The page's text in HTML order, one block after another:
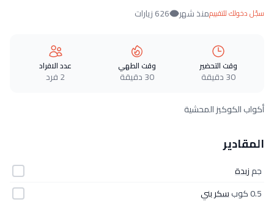
سجّل دخولك للتقييممنذ شهر 626 زيارات
وقت التحضير
30 دقيقة
وقت الطهي
30 دقيقة
عدد الافراد
2 فرد
أكواب الكوكيز المحشية
المقادير
جمزبدة
0.5 كوب
سكر بني